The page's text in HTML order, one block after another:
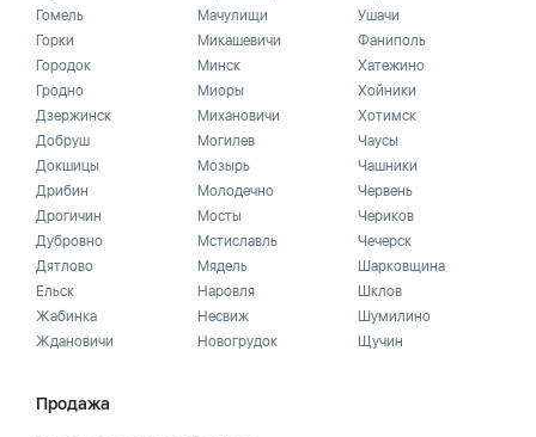
Гомель
Горки
Городок
Гродно
Дзержинск
Добруш
Докшицы
Дрибин
Дрогичин
Дубровно
Дятлово
Ельск
Жабинка
Ждановичи
Мачулищи
Микашевичи
Минск
Миоры
Михановичи
Могилев
Мозырь
Молодечно
Мосты
Мстиславль
Мядель
Наровля
Несвиж
Новогрудок
Ушачи
Фаниполь
Хатежино
Хойники
Хотимск
Чаусы
Чашники
Червень
Чериков
Чечерск
Шарковщина
Шклов
Шумилино
Щучин
Продажа